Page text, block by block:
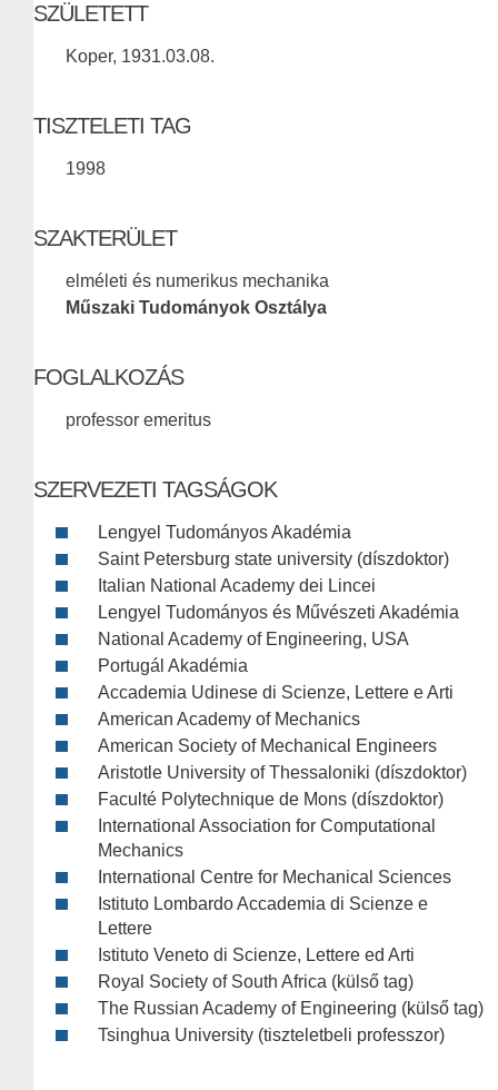
SZÜLETETT
Koper, 1931.03.08.
TISZTELETI TAG
1998
SZAKTERÜLET
elméleti és numerikus mechanika
Műszaki Tudományok Osztálya
FOGLALKOZÁS
professor emeritus
SZERVEZETI TAGSÁGOK
Lengyel Tudományos Akadémia
Saint Petersburg state university (díszdoktor)
Italian National Academy dei Lincei
Lengyel Tudományos és Művészeti Akadémia
National Academy of Engineering, USA
Portugál Akadémia
Accademia Udinese di Scienze, Lettere e Arti
American Academy of Mechanics
American Society of Mechanical Engineers
Aristotle University of Thessaloniki (díszdoktor)
Faculté Polytechnique de Mons (díszdoktor)
International Association for Computational
Mechanics
International Centre for Mechanical Sciences
Istituto Lombardo Accademia di Scienze e
Lettere
Istituto Veneto di Scienze, Lettere ed Arti
Royal Society of South Africa (külső tag)
The Russian Academy of Engineering (külső tag)
Tsinghua University (tiszteletbeli professzor)